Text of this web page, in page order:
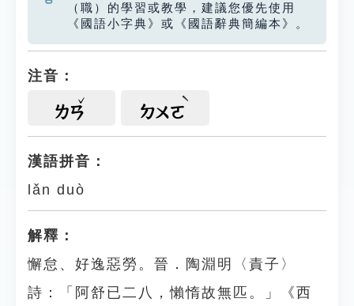
（職）的學習或教學，建議您優先使用
《國語小字典》或《國語辭典簡編本》。
注音：
ㄌㄢ ㄉㄨㄛ
漢語拼音：
lǎn duò
解釋：
懈怠、好逸惡勞。晉．陶淵明〈責子〉
詩：「阿舒已二八，懶惰故無匹。」《西